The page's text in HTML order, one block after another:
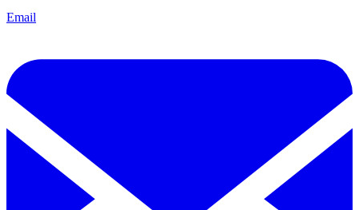
Email